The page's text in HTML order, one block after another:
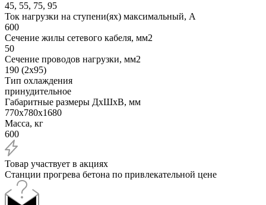
45, 55, 75, 95
Ток нагрузки на ступени(ях) максимальный, А
600
Сечение жилы сетевого кабеля, мм2
50
Сечение проводов нагрузки, мм2
190 (2x95)
Тип охлаждения
принудительное
Габаритные размеры ДхШхВ, мм
770x780x1680
Масса, кг
600
Товар участвует в акциях
Станции прогрева бетона по привлекательной цене